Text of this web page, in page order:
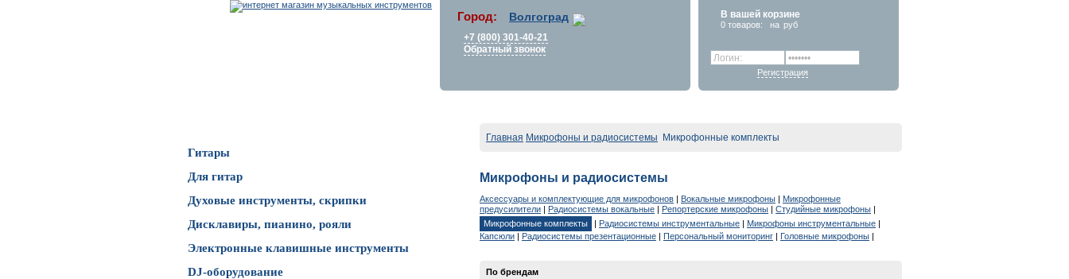
Город: Волгоград
+7 (800) 301-40-21
Обратный звонок
В вашей корзине
0 товаров: на руб
Регистрация
Гитары
Для гитар
Духовые инструменты, скрипки
Дисклавиры, пианино, рояли
Электронные клавишные инструменты
DJ-оборудование
Главная Микрофоны и радиосистемы Микрофонные комплекты
Микрофоны и радиосистемы
Аксессуары и комплектующие для микрофонов | Вокальные микрофоны | Микрофонные
предусилители | Радиосистемы вокальные | Репортерские микрофоны | Студийные микрофоны |
Микрофонные комплекты
| Радиосистемы инструментальные | Микрофоны инструментальные |
Капсюли | Радиосистемы презентационные | Персональный мониторинг | Головные микрофоны |
По брендам